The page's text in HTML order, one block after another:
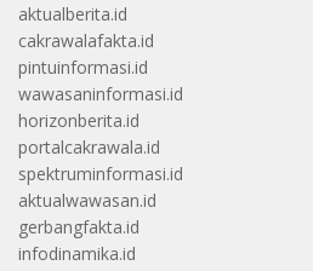
aktualberita.id
cakrawalafakta.id
pintuinformasi.id
wawasaninformasi.id
horizonberita.id
portalcakrawala.id
spektruminformasi.id
aktualwawasan.id
gerbangfakta.id
infodinamika.id